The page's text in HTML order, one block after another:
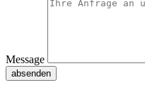
Message
absenden